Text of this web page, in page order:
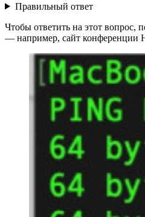
Правильный ответ
Чтобы ответить на этот вопрос,
— например, сайт конференции